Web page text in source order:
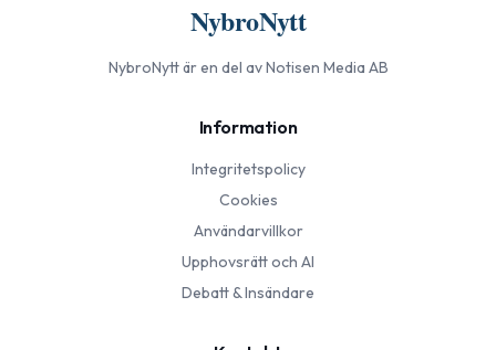
NybroNytt
NybroNyttär en del av Notisen Media AB
Information
Integritetspolicy
Cookies
Användarvillkor
Upphovsrätt och AI
Debatt & Insändare